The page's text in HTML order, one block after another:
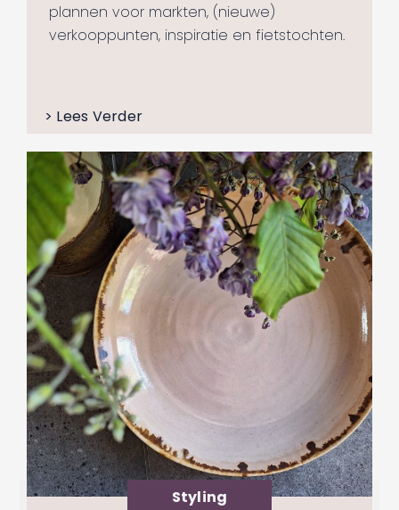
plannen voor markten, (nieuwe)
verkooppunten, inspiratie en fietstochten.
> Lees Verder
Styling